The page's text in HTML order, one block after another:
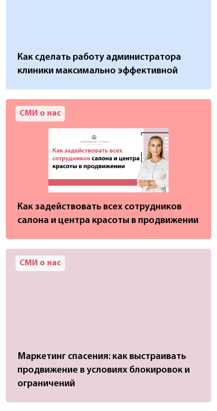
Как сделать работу администратора
клиники максимально эффективной
СМИ о нас
Как задействовать всех сотрудников
салона и центра красоты в продвижении
СМИ о нас
Маркетинг спасения: как выстраивать
продвижение в условиях блокировок и
ограничений